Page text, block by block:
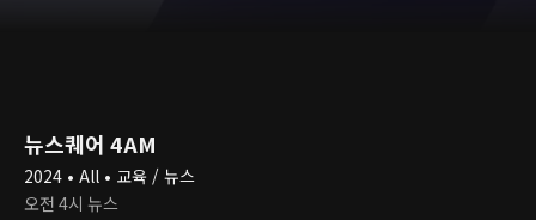
뉴스퀘어 4AM
2024 • All • 교육 / 뉴스
오전 4시 뉴스